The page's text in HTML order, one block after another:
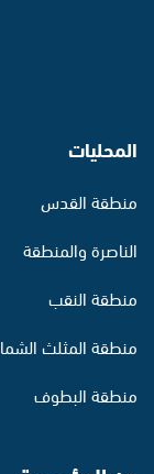
المحليات
منطقة القدس
الناصرة والمنطقة
منطقة النقب
منطقة المثلث
منطقة البطوف